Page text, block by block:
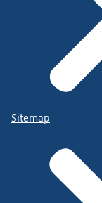
Sitemap